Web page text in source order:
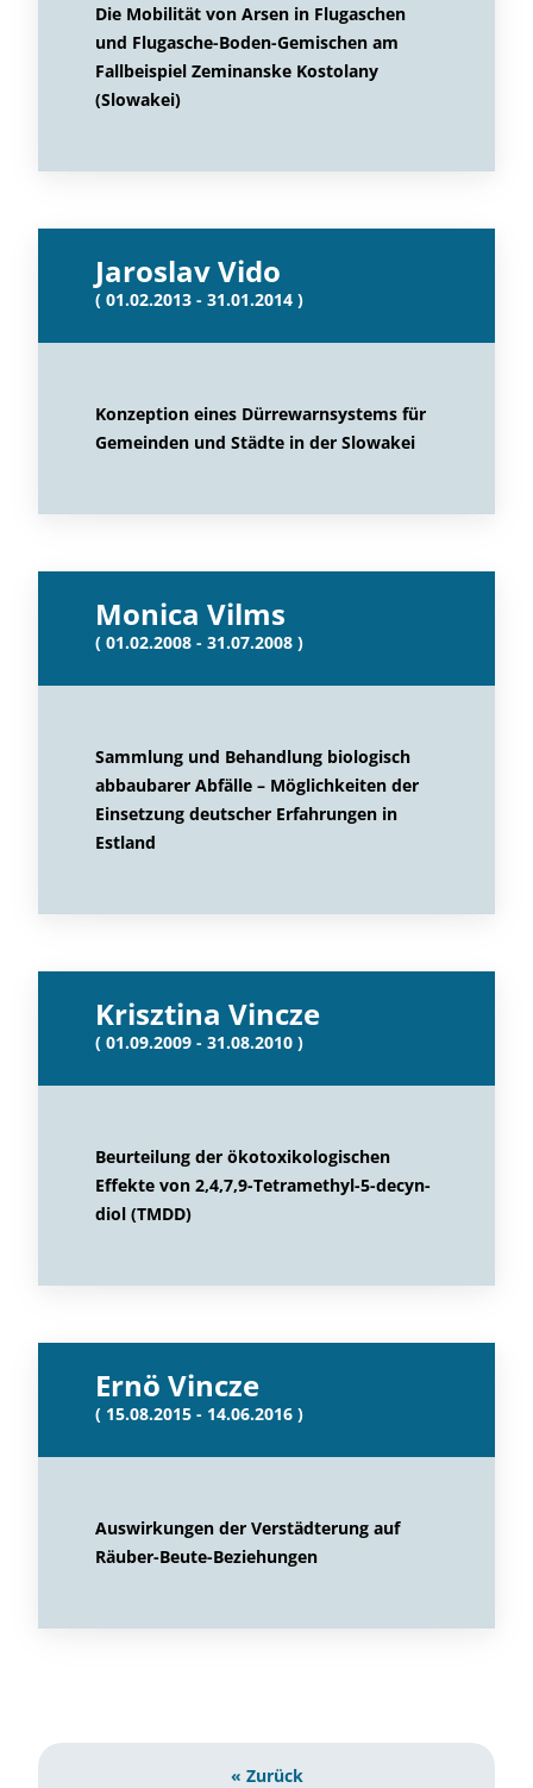
Die Mobilität von Arsen in Flugaschen
und Flugasche-Boden-Gemischen am
Fallbeispiel Zeminanske Kostolany
(Slowakei)
Jaroslav Vido
( 01.02.2013 - 31.01.2014 )
Konzeption eines Dürrewarnsystems für
Gemeinden und Städte in der Slowakei
Monica Vilms
( 01.02.2008 - 31.07.2008 )
Sammlung und Behandlung biologisch
abbaubarer Abfälle – Möglichkeiten der
Einsetzung deutscher Erfahrungen in
Estland
Krisztina Vincze
( 01.09.2009 - 31.08.2010 )
Beurteilung der ökotoxikologischen
Effekte von 2,4,7,9-Tetramethyl-5-decyn-
diol (TMDD)
Ernö Vincze
( 15.08.2015 - 14.06.2016 )
Auswirkungen der Verstädterung auf
Räuber-Beute-Beziehungen
« Zurück